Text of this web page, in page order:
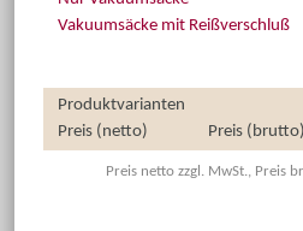
Vakuumsäcke mit Reißverschluß
Produktvarianten
Preis (netto)
Preis (brutto)
Preis netto zzgl. MwSt., Preis